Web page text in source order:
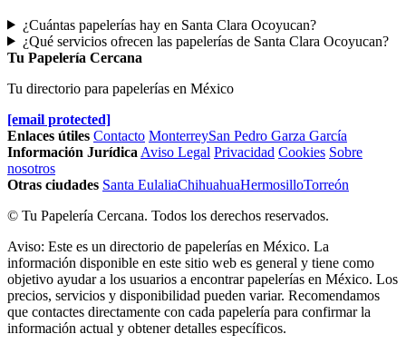
¿Cuántas papelerías hay en Santa Clara Ocoyucan?
¿Qué servicios ofrecen las papelerías de Santa Clara Ocoyucan?
Tu Papelería Cercana
Tu directorio para papelerías en México
[email protected]
Enlaces útiles Contacto MonterreySan Pedro Garza García
Información Jurídica Aviso Legal Privacidad Cookies Sobre
nosotros
Otras ciudades Santa EulaliaChihuahuaHermosilloTorreón
© Tu Papelería Cercana. Todos los derechos reservados.
Aviso: Este es un directorio de papelerías en México. La
información disponible en este sitio web es general y tiene como
objetivo ayudar a los usuarios a encontrar papelerías en México. Los
precios, servicios y disponibilidad pueden variar. Recomendamos
que contactes directamente con cada papelería para confirmar la
información actual y obtener detalles específicos.